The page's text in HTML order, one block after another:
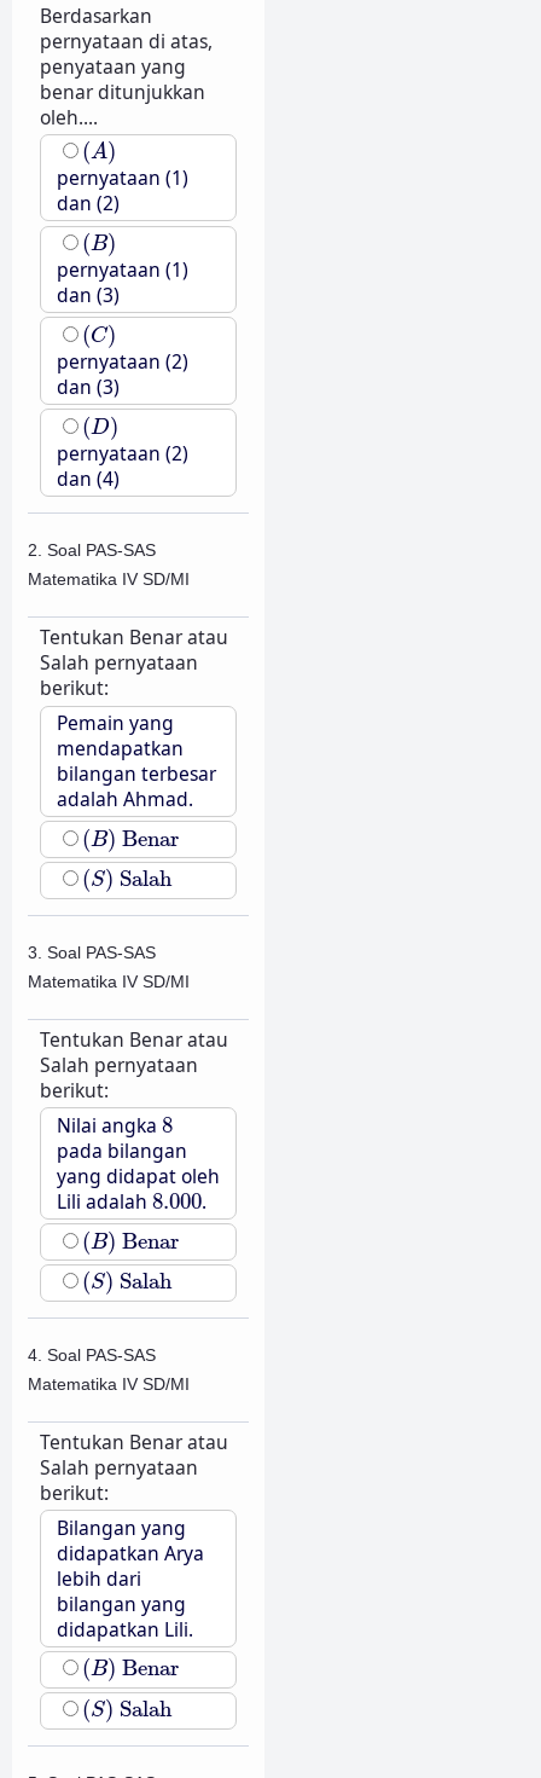
Berdasarkan
pernyataan di atas,
penyataan yang
benar ditunjukkan
oleh....
(A)
(A)
pernyataan (1)
dan (2)
(B)
(B)
pernyataan (1)
dan (3)
(C)
(C)
pernyataan (2)
dan (3)
(D)
(D)
pernyataan (2)
dan (4)
2. Soal PAS-SAS
Matematika IV SD/MI
Tentukan Benar atau
Salah pernyataan
berikut:
Pemain yang
mendapatkan
bilangan terbesar
adalah Ahmad.
(B) Benar
(B)Benar
(S) Salah
(S)Salah
3. Soal PAS-SAS
Matematika IV SD/MI
Tentukan Benar atau
Salah pernyataan
berikut:
Nilai angka 8
8
pada bilangan
yang didapat oleh
Lili adalah 8.000
8.000
.
(B) Benar
(B)Benar
(S) Salah
(S)Salah
4. Soal PAS-SAS
Matematika IV SD/MI
Tentukan Benar atau
Salah pernyataan
berikut:
Bilangan yang
didapatkan Arya
lebih dari
bilangan yang
didapatkan Lili.
(B) Benar
(B)Benar
(S) Salah
(S)Salah